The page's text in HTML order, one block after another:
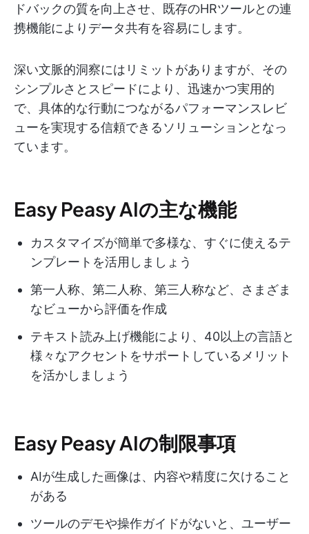
ドバックの質を向上させ、既存のHRツールとの連
携機能によりデータ共有を容易にします。
深い文脈的洞察にはリミットがありますが、その
シンプルさとスピードにより、迅速かつ実用的
で、具体的な行動につながるパフォーマンスレビ
ューを実現する信頼できるソリューションとなっ
ています。
Easy Peasy AIの主な機能
カスタマイズが簡単で多様な、すぐに使えるテ
ンプレートを活用しましょう
第一人称、第二人称、第三人称など、さまざま
なビューから評価を作成
テキスト読み上げ機能により、40以上の言語と
様々なアクセントをサポートしているメリット
を活かしましょう
Easy Peasy AIの制限事項
AIが生成した画像は、内容や精度に欠けること
がある
ツールのデモや操作ガイドがないと、ユーザー